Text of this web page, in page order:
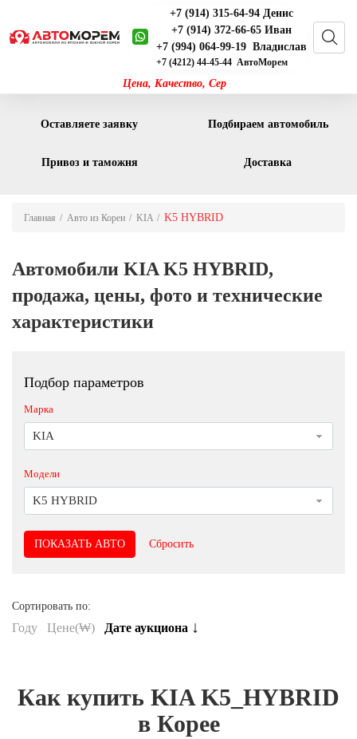
Цена, Качество,_
+7 (914) 315-64-94 Денис
+7 (914) 372-66-65 Иван
+7 (994) 064-99-19 Владислав
+7 (4212) 44-45-44 АвтоМорем
Оставляете заявку Подбираем автомобиль
Привоз и таможня Доставка
Главная Авто из Кореи KIA K5 HYBRID
Автомобили KIA K5 HYBRID,
продажа, цены, фото и технические
характеристики
Подбор параметров
Марка
KIA
Модели
K5 HYBRID
Сбросить
Сортировать по:
Году Цене(₩) Дате аукциона ↓
Как купить KIA K5_HYBRID
в Корее